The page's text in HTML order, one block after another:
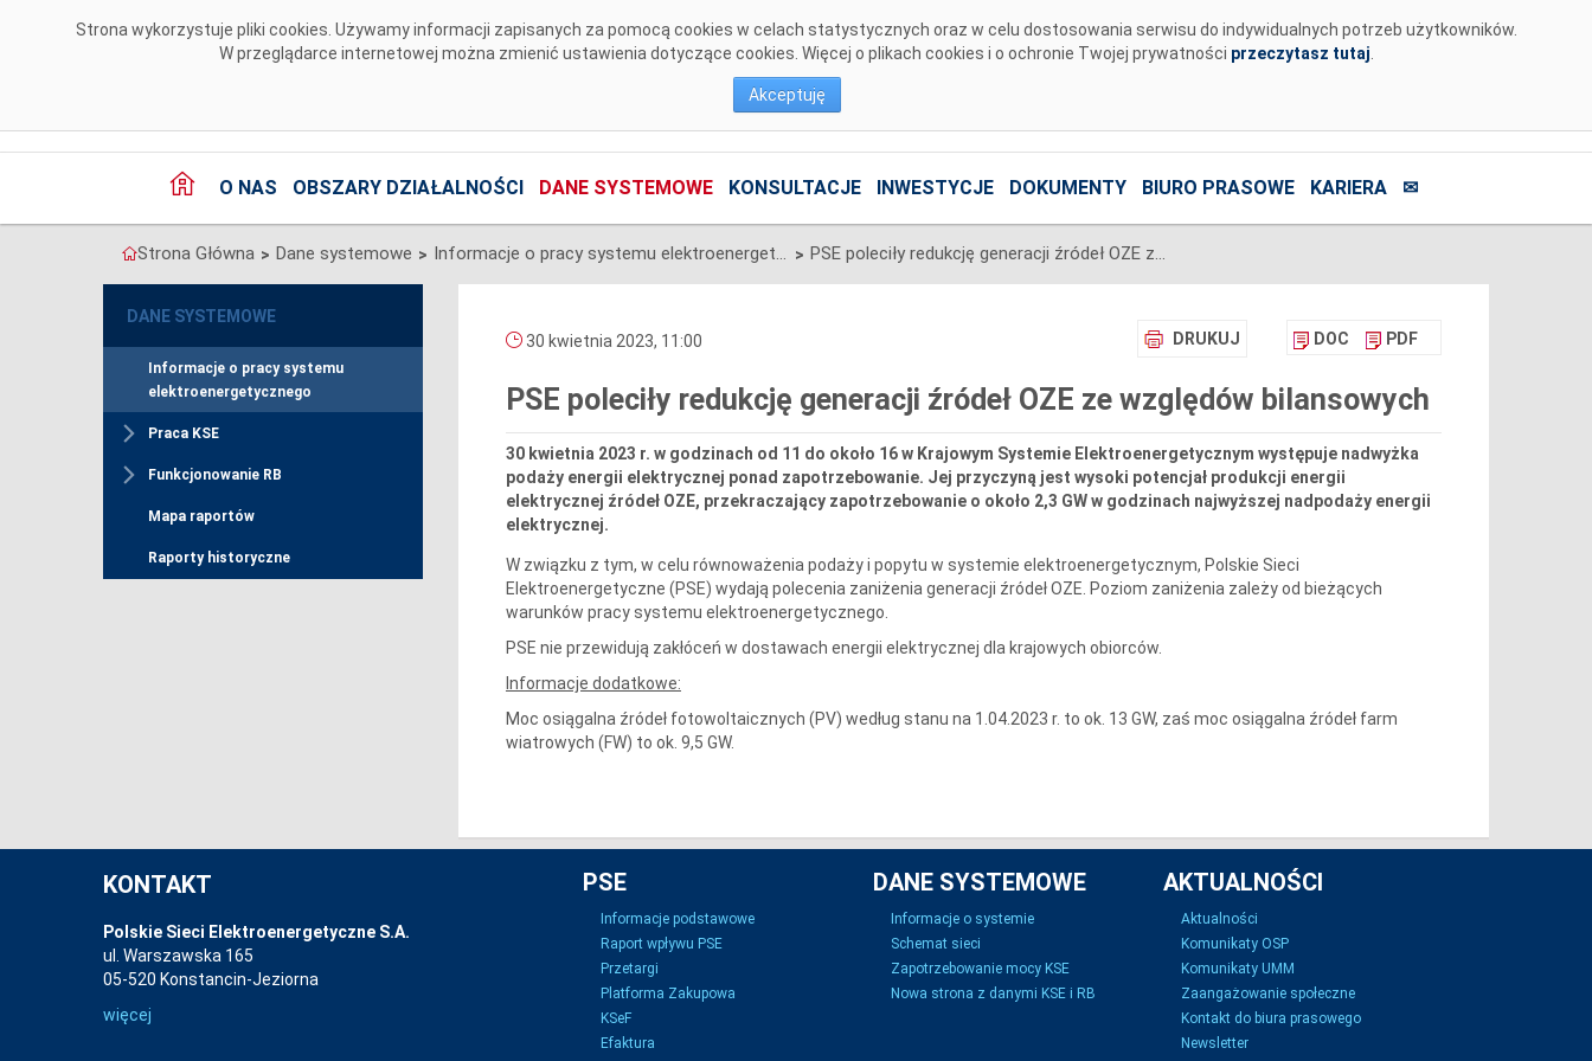
Strona wykorzystuje pliki cookies. Używamy informacji zapisanych za pomocą cookies w celach statystycznych oraz w celu dostosowania serwisu do indywidualnych potrzeb użytkowników.
W przeglądarce internetowej można zmienić ustawienia dotyczące cookies. Więcej o plikach cookies i o ochronie Twojej prywatności przeczytasz tutaj
Akceptuję
O NAS OBSZARY DZIAŁALNOŚCI DANE SYSTEMOWE KONSULTACJE INWESTYCJE DOKUMENTY BIURO PRASOWE KARIERA ✉
Strona Główna > Dane systemowe > Informacje o pracy systemu elektroenergetycznego > PSE poleciły redukcję generacji źródeł OZE ze względów bilansowych
DANE SYSTEMOWE
Informacje o pracy systemu
elektroenergetycznego
Praca KSE
Funkcjonowanie RB
Mapa raportów
Raporty historyczne
DRUKUJ DOC PDF
30 kwietnia 2023, 11:00
PSE poleciły redukcję generacji źródeł OZE ze względów bilansowych
30 kwietnia 2023 r. w godzinach od 11 do około 16 w Krajowym Systemie Elektroenergetycznym występuje nadwyżka
podaży energii elektrycznej ponad zapotrzebowanie. Jej przyczyną jest wysoki potencjał produkcji energii
elektrycznej źródeł OZE, przekraczający zapotrzebowanie o około 2,3 GW w godzinach najwyższej nadpodaży energii
elektrycznej.
W związku z tym, w celu równoważenia podaży i popytu w systemie elektroenergetycznym, Polskie Sieci
Elektroenergetyczne (PSE) wydają polecenia zaniżenia generacji źródeł OZE. Poziom zaniżenia zależy od bieżących
warunków pracy systemu elektroenergetycznego.
PSE nie przewidują zakłóceń w dostawach energii elektrycznej dla krajowych obiorców.
Informacje dodatkowe:
Moc osiągalna źródeł fotowoltaicznych (PV) według stanu na 1.04.2023 r. to ok. 13 GW, zaś moc osiągalna źródeł farm
wiatrowych (FW) to ok. 9,5 GW.
KONTAKT
Polskie Sieci Elektroenergetyczne S.A.
ul. Warszawska 165
05-520 Konstancin-Jeziorna
więcej
PSE
Informacje podstawowe
Raport wpływu PSE
Przetargi
Platforma Zakupowa
KSeF
Efaktura
DANE SYSTEMOWE
Informacje o systemie
Schemat sieci
Zapotrzebowanie mocy KSE
Nowa strona z danymi KSE i RB
AKTUALNOŚCI
Aktualności
Komunikaty OSP
Komunikaty UMM
Zaangażowanie społeczne
Kontakt do biura prasowego
Newsletter